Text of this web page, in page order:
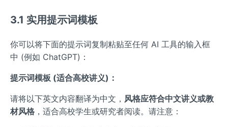
3.1 实用提示词模板
你可以将下面的提示词复制粘贴至任何 AI 工具的输入框
中 (例如 ChatGPT)：
提示词模板 (适合高校讲义)：
请将以下英文内容翻译为中文， 风格应符合中文讲义或教
材风格 ，适合高校学生或研究者阅读。请注意：